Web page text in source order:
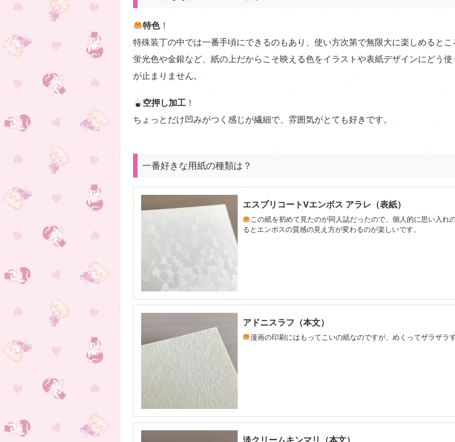
特色！
特殊装丁の中では一番手頃にできるのもあり、使い方次第で無限大に楽しめると
蛍光色や金銀など、紙の上だからこそ映える色をイラストや表紙デザインにどう
が止まりません。
空押し加工 ！
ちょっとだけ凹みがつく感じが繊細で、雰囲気がとても好きです。
一番好きな用紙の種類は？
エスプリコートVエンボス アラレ（表紙）
この紙を初めて見たのが同人誌だったので、個人的に思い入れ
るとエンボスの質感の見え方が変わるのが楽しいです。
アドニスラフ（本文）
漫画の印刷にはもってこいの紙なのですが、めくってザラザラ